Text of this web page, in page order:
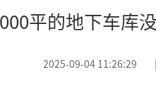
平的地下车库
2025-09-04 11:26:29